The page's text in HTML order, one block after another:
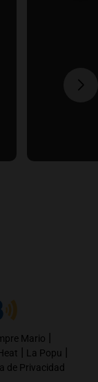
Mario |
| La Popu |
de Privacidad